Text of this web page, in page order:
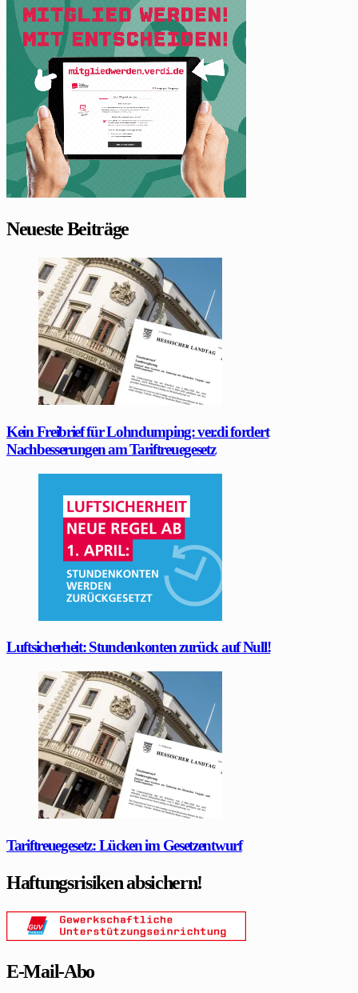
Neueste Beiträge
Kein Freibrief für Lohndumping: ver.di fordert
Nachbesserungen am Tariftreuegesetz
Luftsicherheit: Stundenkonten zurück auf Null!
Tariftreuegesetz: Lücken im Gesetzentwurf
Haftungsrisiken absichern!
E-Mail-Abo